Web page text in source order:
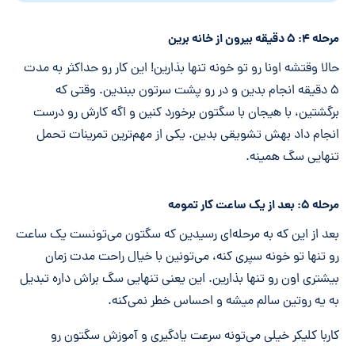
مرحله ۴: ۵ دقیقه بیرون از خانه برین
حالا وقتشه اونا رو تو خونه تنها بذارین! این کار رو حداکثر به مدت
۵ دقیقه انجام بدین و در رو پشت سرتون ببندین. وقتی که
برگشتین، با هیجان با سگتون برخورد کنین و اگه کارش رو درست
انجام داد بهش تشویقی بدین. یکی از مهم‌ترین تمرینات تحمل
تنهایی سگ همینه.
مرحله ۵: بعد از یک ساعت کار تمومه
بعد از این که به مرحله‌ای رسیدین که سگتون می‌تونست یک ساعت
رو تنها تو خونه سپری کنه، می‌تونین با خیال راحت مدت زمان
بیشتری اون رو تنها بذارین. این یعنی تنهایی سگ براش داره تبدیل
به یه روتین سالم میشه و احساس خطر نمی‌کنه.
کاربا کلیکر خیلی می‌تونه سرعت یادگیری و آموزش سگتون رو